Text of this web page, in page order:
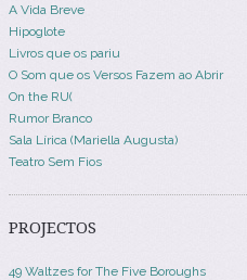
A Vida Breve
Hipoglote
Livros que os pariu
O Som que os Versos Fazem ao Abrir
On the RU(
Rumor Branco
Sala Lírica (Mariella Augusta)
Teatro Sem Fios
PROJECTOS
49 Waltzes for The Five Boroughs